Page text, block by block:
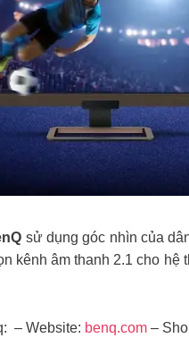
sử dụng góc nhìn của
kênh âm thanh 2.1 cho
– Website: benq.com –